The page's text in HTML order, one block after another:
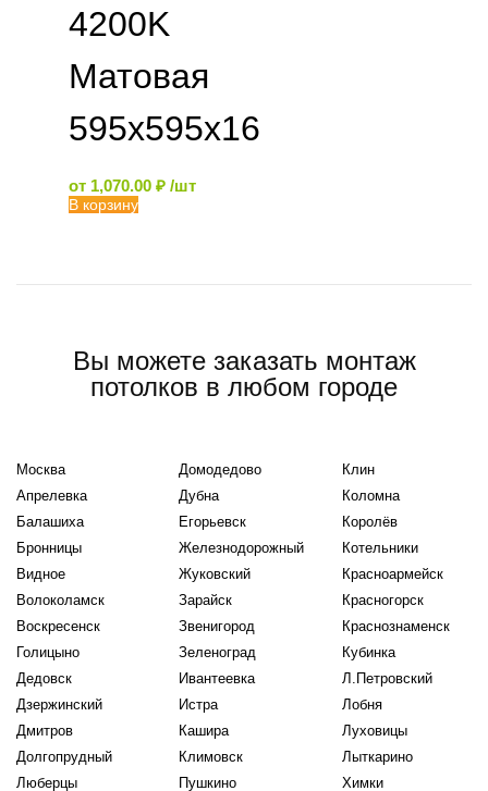
4200K
Матовая
595x595x16
от 1,070.00 ₽ /шт
В корзину
Вы можете заказать монтаж
потолков в любом городе
Москва
Апрелевка
Балашиха
Бронницы
Видное
Волоколамск
Воскресенск
Голицыно
Дедовск
Дзержинский
Дмитров
Долгопрудный
Домодедово
Дубна
Егорьевск
Железнодорожный
Жуковский
Зарайск
Звенигород
Зеленоград
Ивантеевка
Истра
Кашира
Климовск
Клин
Коломна
Королёв
Котельники
Красноармейск
Красногорск
Краснознаменск
Кубинка
Л.Петровский
Лобня
Луховицы
Лыткарино
Люберцы
Пушкино Химки